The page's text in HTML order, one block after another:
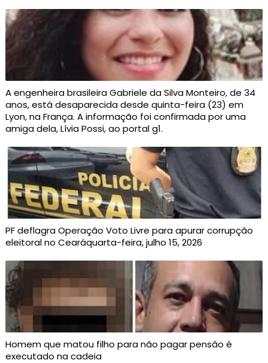
A engenheira brasileira Gabriele da Silva Monteiro, de 34
anos, está desaparecida desde quinta-feira (23) em
Lyon, na França. A informação foi confirmada por uma
amiga dela, Lívia Possi, ao portal g1.
PF deflagra Operação Voto Livre para apurar corrupção
eleitoral no Cearáquarta-feira, julho 15, 2026
Homem que matou filho para não pagar pensão é
executado na cadeia